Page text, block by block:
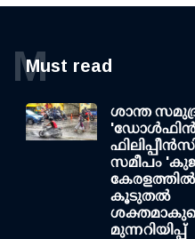
Must read
M
ശാന്ത
സമീപം
കൂടുതല്‍
മുന്നറിയിപ്പ്